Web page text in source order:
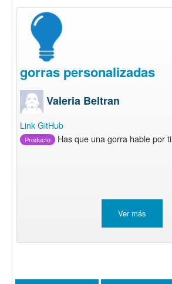
gorras personalizadas
Valeria Beltran
Link GitHub
Producto Has que una gorra hable por ti
Ver más